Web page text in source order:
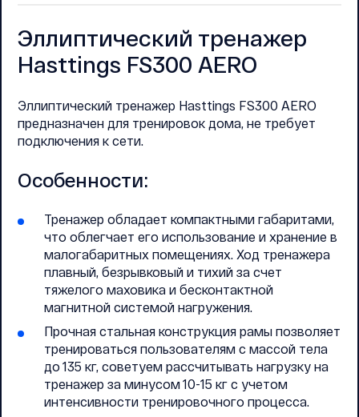
Эллиптический тренажер
Hasttings FS300 AERO
Эллиптический тренажер Hasttings FS300 AERO
предназначен для тренировок дома, не требует
подключения к сети.
Особенности:
Тренажер обладает компактными габаритами,
что облегчает его использование и хранение в
малогабаритных помещениях. Ход тренажера
плавный, безрывковый и тихий за счет
тяжелого маховика и бесконтактной
магнитной системой нагружения.
Прочная стальная конструкция рамы позволяет
тренироваться пользователям с массой тела
до 135 кг, советуем рассчитывать нагрузку на
тренажер за минусом 10-15 кг с учетом
интенсивности тренировочного процесса.